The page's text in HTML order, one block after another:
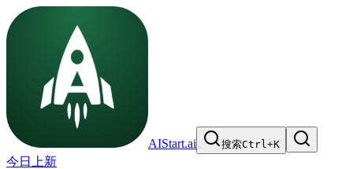
AIStart.ai 搜索Ctrl+K
今日上新